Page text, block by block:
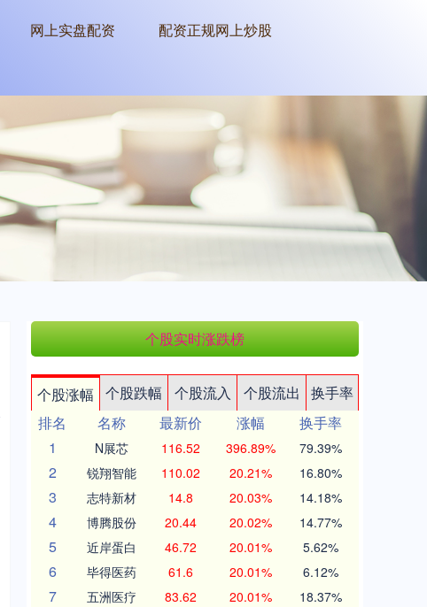
网上实盘配资 配资正规网上炒股
个股实时涨跌榜
个股涨幅 个股跌幅 个股流入 个股流出
换手率
排名
名称 最新价 涨幅
换手率
1
N展芯 116.52 396.89% 79.39%
2 锐翔智能 110.02 20.21% 16.80%
3 志特新材 14.8 20.03% 14.18%
4 博腾股份 20.44 20.02% 14.77%
5 近岸蛋白 46.72 20.01% 5.62%
6 毕得医药 61.6 20.01% 6.12%
7 五洲医疗 83.62 20.01% 18.37%